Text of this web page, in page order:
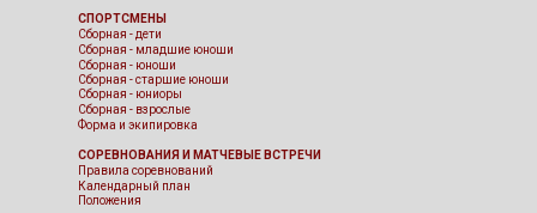
СОРЕВНОВАНИЯ И МАТЧЕВЫЕ ВСТРЕЧИ
Сборная - дети
СПОРТСМЕНЫ
Тренерский состав
Клубы
Форма и экипировка
Сборная - старшие юноши
Сборная - юноши
Сборная - взрослые
Сборная - младшие юноши